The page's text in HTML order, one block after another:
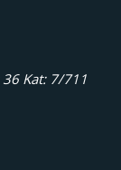
36 Kat: 7/711